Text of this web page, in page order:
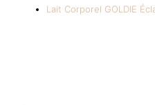
Lait Corporel GOLDIE